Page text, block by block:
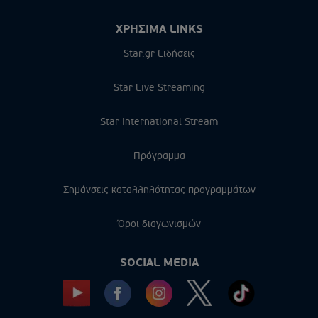
ΧΡΗΣΙΜΑ LINKS
Star.gr Ειδήσεις
Star Live Streaming
Star International Stream
Πρόγραμμα
Σημάνσεις καταλληλότητας προγραμμάτων
Όροι διαγωνισμών
SOCIAL MEDIA